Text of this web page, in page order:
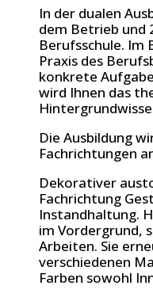
In der dualen
dem Betrieb und
Berufsschule. Im
Praxis des
konkrete
wird Ihnen das
Die Ausbildung
Fachrichtungen
Dekorativer
Fachrichtung
Instandhaltung.
im Vordergrund,
Arbeiten. Sie
verschiedenen
Farben sowohl